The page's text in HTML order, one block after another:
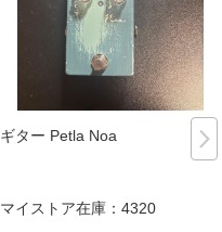
ギター Petla Noa
マイストア在庫： 4320